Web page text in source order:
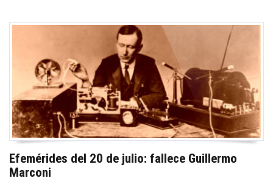
Efemérides del 20 de julio: fallece Guillermo
Marconi